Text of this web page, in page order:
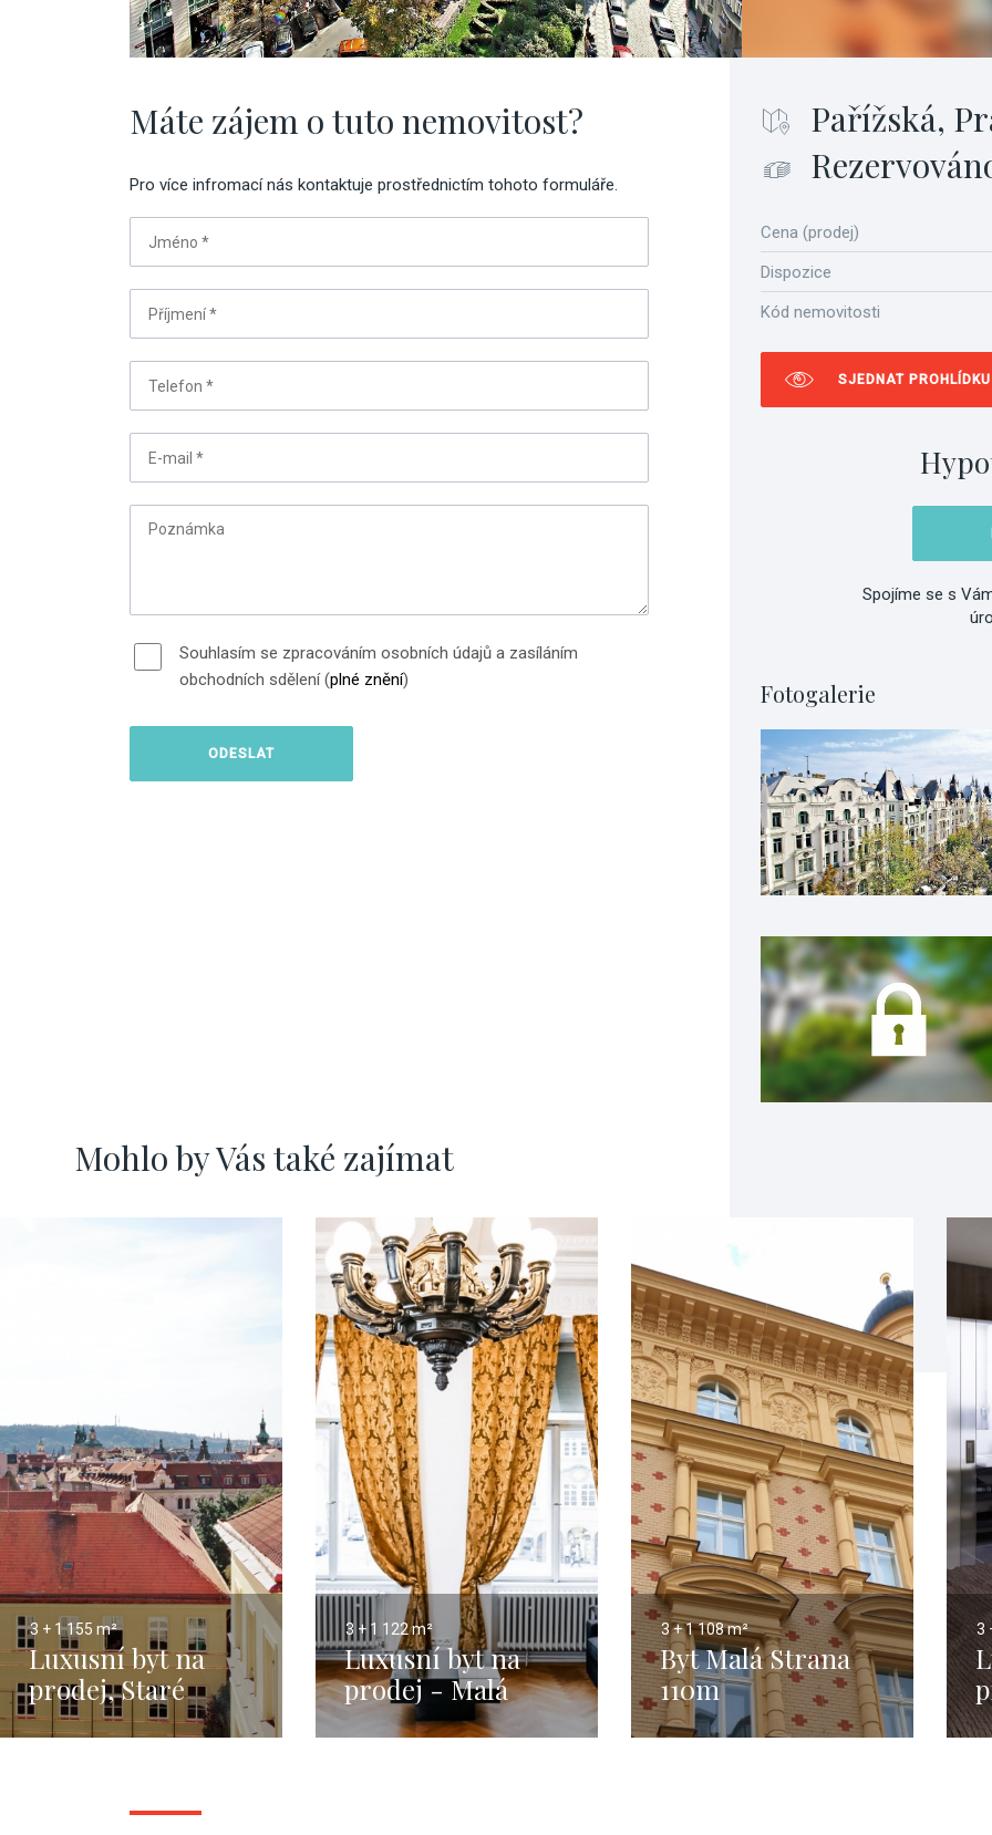
Pařížská,
Cena (prodej)
Dispozice
Kód nemovitosti
SJEDNAT PROHLÍDKU
Spojíme se s
Fotogalerie
Máte zájem o tuto nemovitost?
Pro více infromací nás kontaktuje prostřednictím tohoto formuláře.
Poznámka
Souhlasím se zpracováním osobních údajů a zasíláním
obchodních sdělení (plné znění)
Mohlo by Vás také zajímat
3 + 1155 m²
Luxusní byt na
prodej, Staré
Město - 155m2
3 + 1 122 m²
Luxusní byt na
prodej - Malá
Strana - Praha 1 -
3 + 1108 m²
Byt Malá Strana
110m
3
-